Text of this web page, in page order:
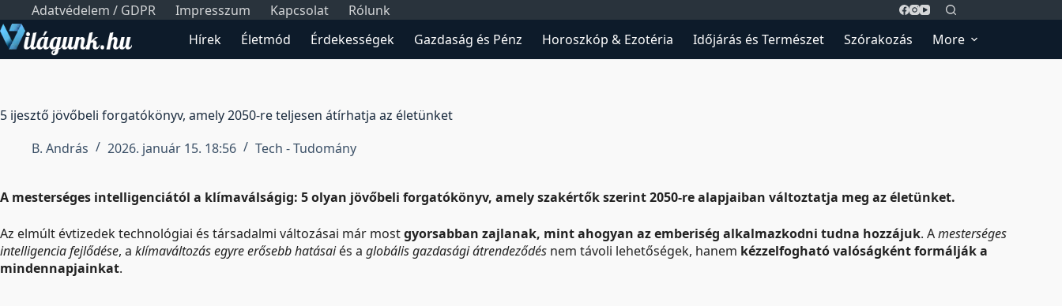
to
content
Adatvédelem / GDPR Impresszum Kapcsolat
Rólunk
Hírek
Életmód Érdekességek Gazdaság és Pénz Horoszkóp & Ezotéria Időjárás és Természet Szórakozás More
5 ijesztő jövőbeli forgatókönyv, amely 2050-re teljesen átírhatja az életünket
B. András
2026. január 15. 18:56 Tech - Tudomány
A mesterséges intelligenciától a klímaválságig: 5 olyan jövőbeli forgatókönyv, amely szakértők szerint 2050-re alapjaiban változtatja meg az életünket.
Az elmúlt évtizedek technológiai és társadalmi változásai már mostgyorsabban zajlanak, mint ahogyan az emberiség alkalmazkodni tudna hozzájuk. Amesterséges
intelligencia fejlődése, a klímaváltozás egyre erősebb hatásaiés a globális gazdasági átrendeződés nem távoli lehetőségek, hanem kézzelfogható valóságként formálják a
mindennapjainkat.